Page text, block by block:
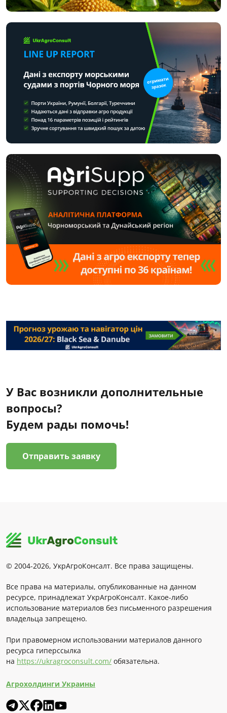
У Вас возникли дополнительные
вопросы?
Будем рады помочь!
Отправить заявку
© 2004-2026, УкрАгроКонсалт. Все права защищены.
Все права на материалы, опубликованные на данном
ресурсе, принадлежат УкрАгроКонсалт. Какое-либо
использование материалов без письменного разрешения
владельца запрещено.
При правомерном использовании материалов данного
ресурса гиперссылка
на https://ukragroconsult.com/ обязательна.
Агрохолдинги Украины